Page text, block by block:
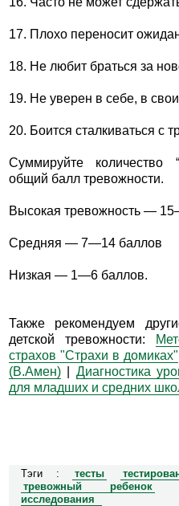
17. Плохо переносит
18. Не любит браться за
19. Не уверен в себе, в
20. Боится сталкиваться с
Суммируйте количество
общий балл тревожности.
Высокая тревожность —
Средняя — 7—14 баллов
Низкая — 1—6 баллов.
Также рекомендуем
детской тревожности:
страхов "Страхи в домиках"
(В.Амен)| Диагностика
для младших и средних
Тэги : тесты
тревожный ребенок
исследования